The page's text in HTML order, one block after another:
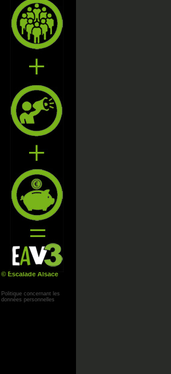
© Escalade Alsace
Politique concernant les
données personnelles